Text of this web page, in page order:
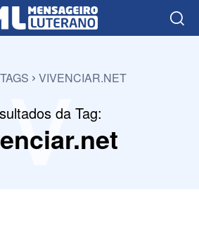
TAGS VIVENCIAR.NET
da Tag:
v